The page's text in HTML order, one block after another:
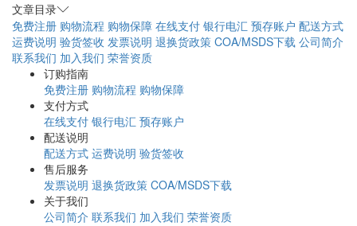
文章目录
免费注册 购物流程 购物保障 在线支付 银行电汇 预存账户 配送方式
运费说明 验货签收 发票说明 退换货政策 COA/MSDS下载 公司简介
联系我们 加入我们 荣誉资质
订购指南
免费注册 购物流程 购物保障
支付方式
在线支付 银行电汇 预存账户
配送说明
配送方式 运费说明 验货签收
售后服务
发票说明 退换货政策 COA/MSDS下载
关于我们
公司简介 联系我们 加入我们 荣誉资质